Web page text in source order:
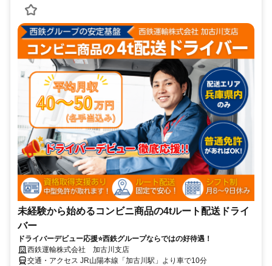
未経験から始めるコンビニ商品の4tルート配送ドライ
バー
ドライバーデビュー応援⭐西鉄グループならではの好待遇！
西鉄運輸株式会社 加古川支店
交通・アクセス JR山陽本線「加古川駅」より車で10分